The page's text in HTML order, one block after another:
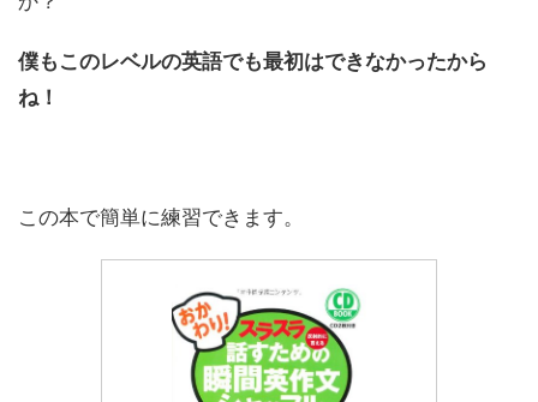
僕もこのレベルの英語でも最初はできなかったから
ね！
この本で簡単に練習できます。